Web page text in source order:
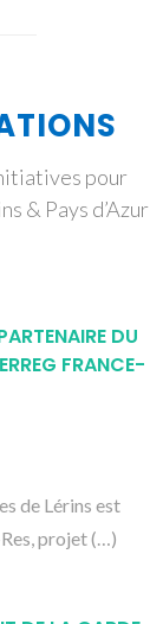
pour
& Pays d’Azur
DU
FRANCE-
de Lérins est
projet (…)